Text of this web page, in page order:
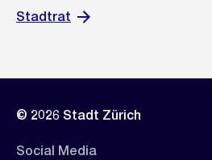
Stadtrat
© 2026 Stadt Zürich
Social Media